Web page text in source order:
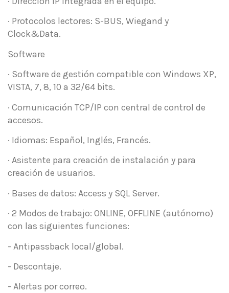
· Protocolos lectores: S-BUS, Wiegand y
Clock&Data.
Software
· Software de gestión compatible con Windows XP,
VISTA, 7, 8, 10 a 32/64 bits.
· Comunicación TCP/IP con central de control de
accesos.
· Idiomas: Español, Inglés, Francés.
· Asistente para creación de instalación y para
creación de usuarios.
· Bases de datos: Access y SQL Server.
· 2 Modos de trabajo: ONLINE, OFFLINE (autónomo)
con las siguientes funciones:
- Antipassback local/global.
- Descontaje.
- Alertas por correo.